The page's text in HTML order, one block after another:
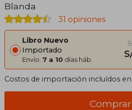
Blanda
31 opiniones
Libro Nuevo
Importado
Envío: 7 a 10 días háb.
Costos de importación incluídos
Comprar